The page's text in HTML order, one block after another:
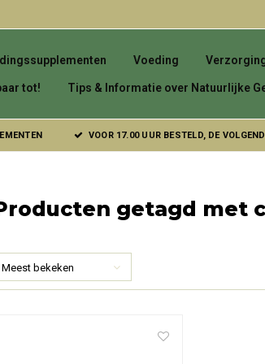
Voeding
tot! Tips & Informatie over Natuurlijke
VOOR 17.00 UUR BESTELD, DE
getagd met
Meest bekeken